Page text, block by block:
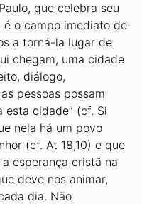
que celebra seu
o campo imediato de
a torná-la lugar de
chegam, uma cidade
diálogo,
pessoas possam
esta cidade” (cf. Sl
nela há um povo
(cf. At 18,10) e que
esperança cristã na
deve nos animar,
dia. Não